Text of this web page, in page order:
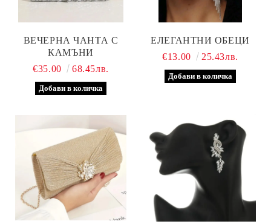
ВЕЧЕРНА ЧАНТА С
КАМЪНИ
€35.00
68.45лв.
ЕЛЕГАНТНИ ОБЕЦИ
€13.00
25.43лв.